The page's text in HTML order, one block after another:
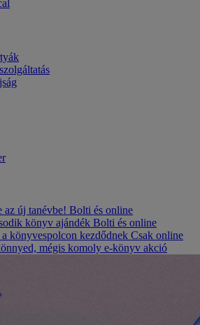
az új tanévbe! Bolti és online
könyv ajándék Bolti és online
könyvespolcon kezdődnek Csak online
mégis komoly e-könyv akció